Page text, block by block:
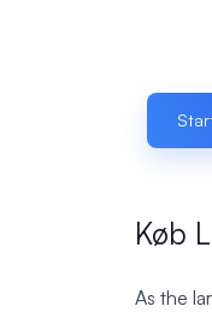
Køb
As the